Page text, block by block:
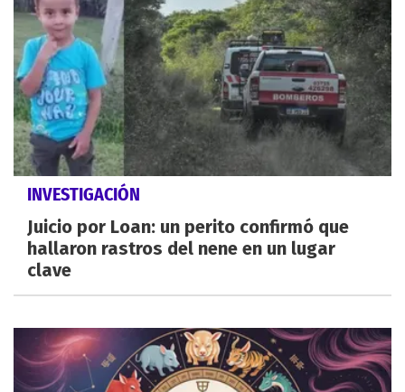
INVESTIGACIÓN
Juicio por Loan: un perito confirmó que
hallaron rastros del nene en un lugar
clave